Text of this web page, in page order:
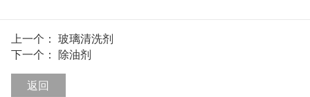
上一个： 玻璃清洗剂
下一个： 除油剂
返回